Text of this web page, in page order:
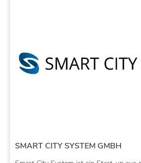
SMART CITY SYSTEM GMBH